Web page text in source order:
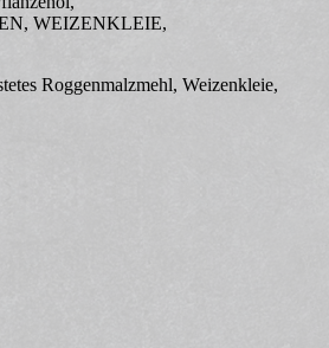
WEIZENKLEIE,
Roggenmalzmehl, Weizenkleie,